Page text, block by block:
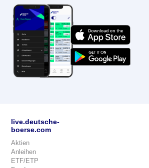
live.deutsche-
boerse.com
Aktien
Anleihen
ETF/ETP